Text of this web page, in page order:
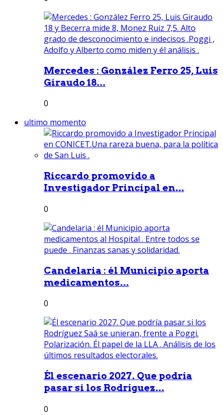
Mercedes : González Ferro 25, Luis
Giraudo 18...
0
ultimo momento
Riccardo promovido a
Investigador Principal en...
0
Candelaria : él Municipio aporta
medicamentos...
0
Él escenario 2027. Que podría
pasar si los Rodríguez...
0